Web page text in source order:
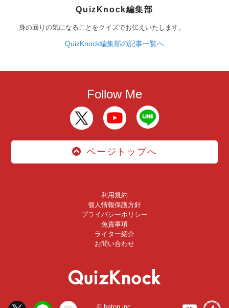
QuizKnock編集部
身の回りの気になることをクイズでお伝えいたします。
QuizKnock編集部の記事一覧へ
Follow Me
ページトップへ
利用規約
個人情報保護方針
プライバシーポリシー
免責事項
ライター紹介
お問い合わせ